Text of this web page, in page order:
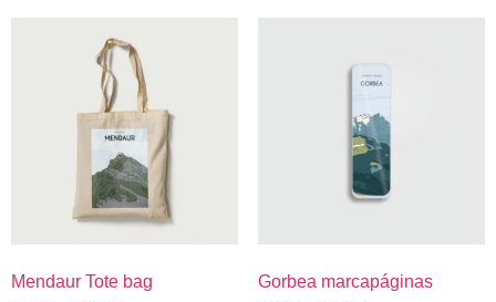
Mendaur Tote bag Gorbea marcapáginas